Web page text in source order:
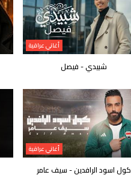
أغاني عراقية
شبيدي - فيصل
أغاني عراقية
كول اسود الرافدين - سيف عامر